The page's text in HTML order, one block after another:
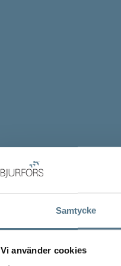
Samtycke
Vi använder cookies